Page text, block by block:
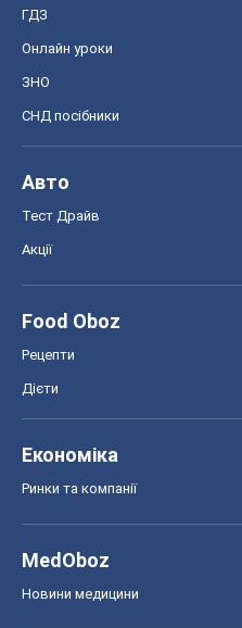
ГДЗ
Онлайн уроки
ЗНО
СНД посібники
Авто
Тест Драйв
Акції
Food Oboz
Рецепти
Дієти
Економіка
Ринки та компанії
MedOboz
Новини медицини